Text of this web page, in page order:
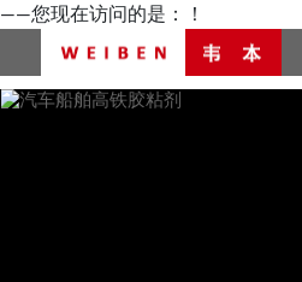
——您现在访问的是： ！